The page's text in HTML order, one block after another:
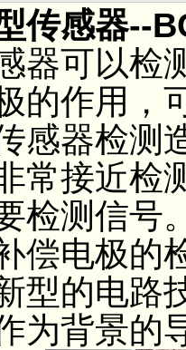
传感器--
可以检
的作用，
感器检测
常接近检
检测信号
偿电极的
型的电路
为背景的